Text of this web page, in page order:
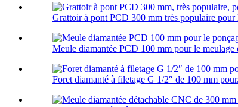
Grattoir à pont PCD 300 mm très populaire pour
Meule diamantée PCD 100 mm pour le meulage
Foret diamanté à filetage G 1/2″ de 100 mm